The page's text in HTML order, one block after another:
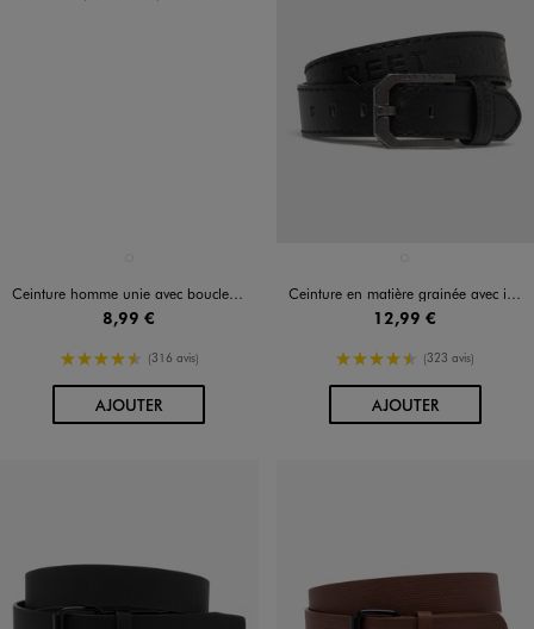
Ceinture homme unie avec boucle en métal brossé
8,99 €
4.5/5 de moyenne
(316 avis)
AJOUTERAU PANIER
Ceinture en matière grainée avec inscription gravée homme
12,99 €
4.5/5 de moyenne
(323 avis)
AJOUTERAU PANIER